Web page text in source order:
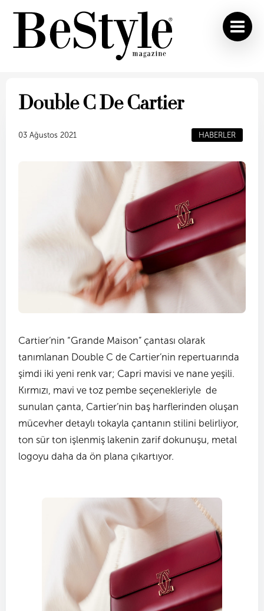
Double C De Cartier
03 Ağustos 2021 HABERLER
Cartier’nin “Grande Maison” çantası olarak
tanımlanan Double C de Cartier’nin repertuarında
şimdi iki yeni renk var; Capri mavisi ve nane yeşili.
Kırmızı, mavi ve toz pembe seçenekleriyle de
sunulan çanta, Cartier’nin baş harflerinden oluşan
mücevher detaylı tokayla çantanın stilini belirliyor,
ton sür ton işlenmiş lakenin zarif dokunuşu, metal
logoyu daha da ön plana çıkartıyor.